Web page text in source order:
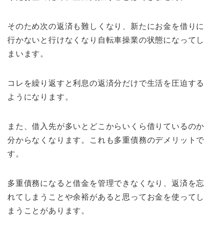
そのため次の返済も難しくなり、新たにお金を借りに
行かないと行けなくなり自転車操業の状態になってし
まいます。
コレを繰り返すと利息の返済分だけで生活を圧迫する
ようになります。
また、借入先が多いとどこからいくら借りているのか
分からなくなります。これも多重債務のデメリットで
す。
多重債務になると借金を管理できなくなり、返済を忘
れてしまうことや余裕があると思ってお金を使ってし
まうことがあります。